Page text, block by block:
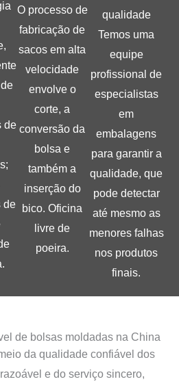
de
de
O processo de
fabricação de
sacos em alta
velocidade
envolve o
corte, a
conversão da
bolsa e
também a
inserção do
bico. Oficina
livre de
poeira.
qualidade
Temos uma
equipe
profissional de
especialistas
em
embalagens
para garantir a
qualidade, que
pode detectar
até mesmo as
menores falhas
nos produtos
finais.
de bolsas moldadas na China
da qualidade confiável dos
e do serviço sincero,